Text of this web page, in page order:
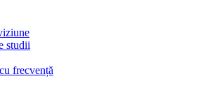
studii
frecvență